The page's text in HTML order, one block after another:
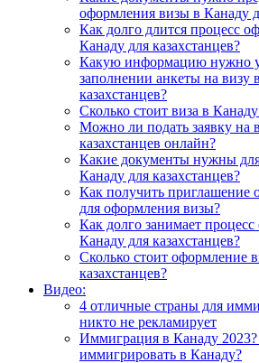
оформления визы в Канаду
Как долго длится процесс
Канаду для казахстанцев?
Какую информацию нужно
заполнении анкеты на визу
казахстанцев?
Сколько стоит виза в
Можно ли подать заявку на
казахстанцев онлайн?
Какие документы нужны
Канаду для казахстанцев?
Как получить приглашение
для оформления визы?
Как долго занимает
Канаду для казахстанцев?
Сколько стоит оформление
казахстанцев?
Видео:
4 отличные страны для
никто не рекламирует
Иммиграция в Канаду
иммигрировать в Канаду?